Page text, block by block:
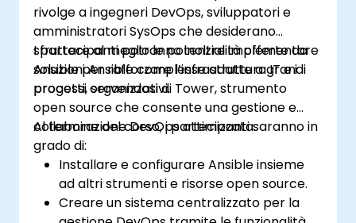
incongruenze nella configurazione in ambienti
server complessi.
rivolge a ingegneri DevOps, sviluppatori e
amministratori SysOps che desiderano
sfruttare al meglio le potenzialità offerte da
Ansible per rafforzare l’infrastruttura IT e i
processi organizzativi.
I partecipanti potranno inoltre implementare
soluzioni Ansible complesse adatte a grandi
progetti, servendosi di Tower, strumento
open source che consente una gestione e
collaborazione DevOps ottimizzata.
Al termine del corso, i partecipanti saranno in
grado di:
Installare e configurare Ansible insieme
ad altri strumenti e risorse open source.
Creare un sistema centralizzato per la